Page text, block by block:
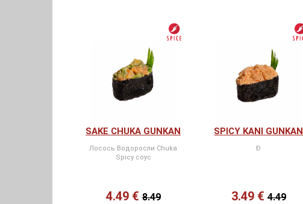
SAKE CHUKA GUNKAN
Лосось Водоросли Chuka
Spicy соус
4.49 €8.49
SPICY KANI GUNKAN
Ð
3.49 €4.49